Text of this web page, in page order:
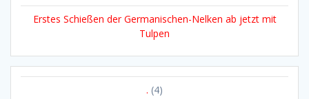
Erstes Schießen der Germanischen-Nelken ab jetzt mit
Tulpen
. (4)